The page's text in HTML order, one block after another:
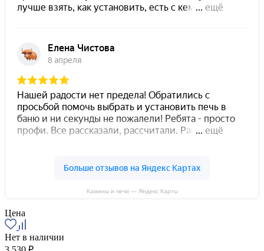
Камины и печи — Яндекс Карты
Цена
Нет в наличии